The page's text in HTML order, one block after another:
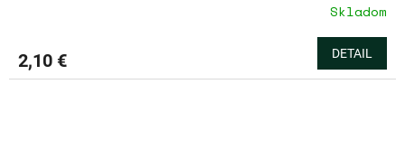
Skladom
2,10 € DETAIL